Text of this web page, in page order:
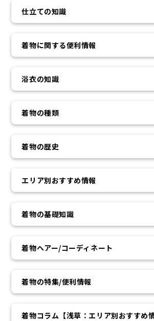
仕立ての知識
着物に関する便利情報
浴衣の知識
着物の種類
着物の歴史
エリア別おすすめ情報
着物の基礎知識
着物ヘアー/コーディネート
着物の特集/便利情報
着物コラム【浅草：エリア別おすすめ情